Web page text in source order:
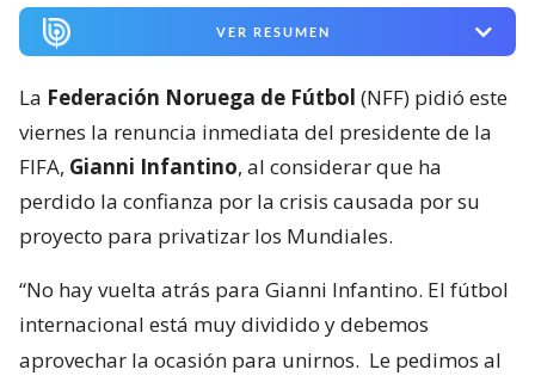
VER RESUMEN
La Federación Noruega de Fútbol (NFF) pidió este
viernes la renuncia inmediata del presidente de la
FIFA, Gianni Infantino, al considerar que ha
perdido la confianza por la crisis causada por su
proyecto para privatizar los Mundiales.
“No hay vuelta atrás para Gianni Infantino. El fútbol
internacional está muy dividido y debemos
aprovechar la ocasión para unirnos. Le pedimos al